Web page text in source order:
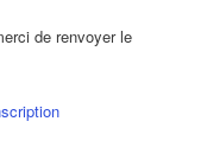
de renvoyer le